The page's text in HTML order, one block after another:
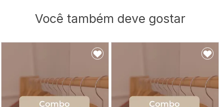
Você também deve gostar